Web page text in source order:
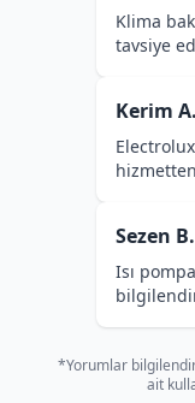
Klima
tavsiye
Kerim A.
Sezen B.
Isı
*Yorumlar
ait